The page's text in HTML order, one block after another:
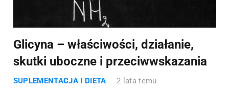
Glicyna – właściwości, działanie,
skutki uboczne i przeciwwskazania
SUPLEMENTACJA I DIETA 2 lata temu